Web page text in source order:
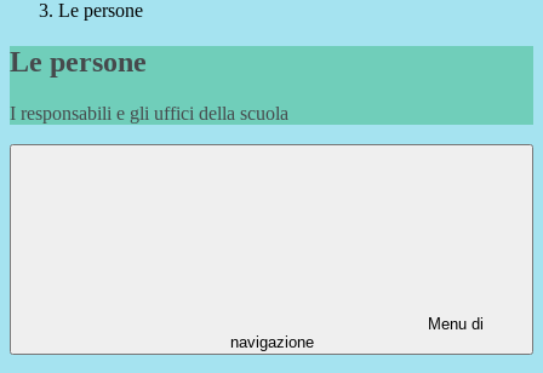
Le persone
Le persone
I responsabili e gli uffici della scuola
Menu di
navigazione